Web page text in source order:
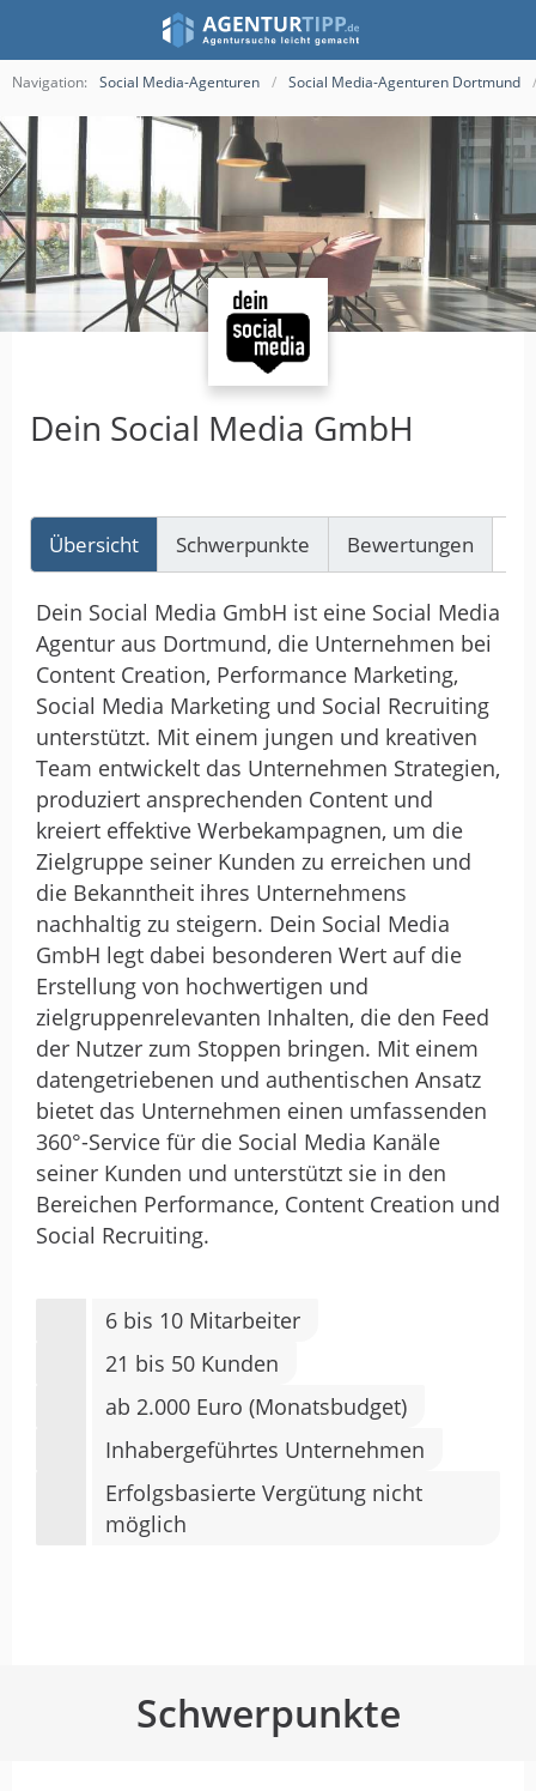
Navigation: Social Media-Agenturen Social Media-Agenturen Dortmund
Dein Social Media GmbH
Übersicht Schwerpunkte Bewertungen
Dein Social Media GmbH ist eine Social Media
Agentur aus Dortmund, die Unternehmen bei
Content Creation, Performance Marketing,
Social Media Marketing und Social Recruiting
unterstützt. Mit einem jungen und kreativen
Team entwickelt das Unternehmen Strategien,
produziert ansprechenden Content und
kreiert effektive Werbekampagnen, um die
Zielgruppe seiner Kunden zu erreichen und
die Bekanntheit ihres Unternehmens
nachhaltig zu steigern. Dein Social Media
GmbH legt dabei besonderen Wert auf die
Erstellung von hochwertigen und
zielgruppenrelevanten Inhalten, die den Feed
der Nutzer zum Stoppen bringen. Mit einem
datengetriebenen und authentischen Ansatz
bietet das Unternehmen einen umfassenden
360°-Service für die Social Media Kanäle
seiner Kunden und unterstützt sie in den
Bereichen Performance, Content Creation und
Social Recruiting.
6 bis 10 Mitarbeiter
21 bis 50 Kunden
ab 2.000 Euro (Monatsbudget)
Inhabergeführtes Unternehmen
Erfolgsbasierte Vergütung nicht
möglich
Schwerpunkte